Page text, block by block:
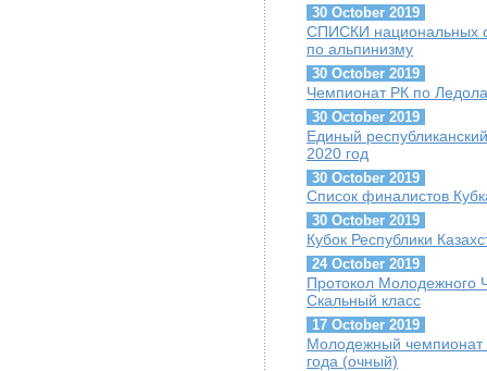
30 October 2019
СПИСКИ национальных
по альпинизму
30 October 2019
Чемпионат РК по
30 October 2019
Единый
2020 год
30 October 2019
Список финалистов
30 October 2019
Кубок Республики
24 October 2019
Протокол Молодежного
Скальный класс
17 October 2019
Молодежный чемпионат
года (очный)